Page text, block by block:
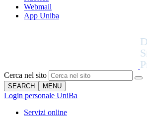
Webmail
App Uniba
Cerca nel sito
SEARCH MENU
Login personale UniBa
Servizi online